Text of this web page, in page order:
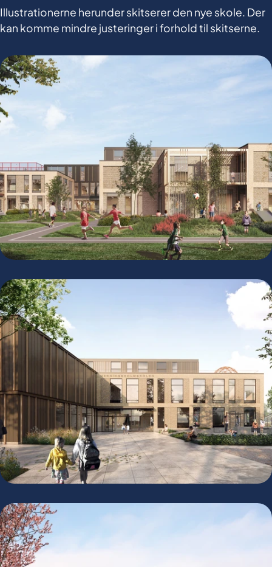
Illustrationerne herunder skitserer den nye skole. Der
kan komme mindre justeringer i forhold til skitserne.